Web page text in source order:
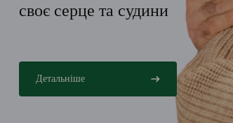
своє серце та судини
Детальніше